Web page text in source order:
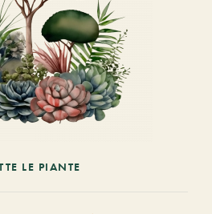
LE PIANTE